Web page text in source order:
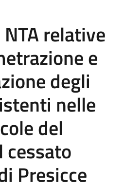
relative
e
degli
nelle
del
cessato
Presicce